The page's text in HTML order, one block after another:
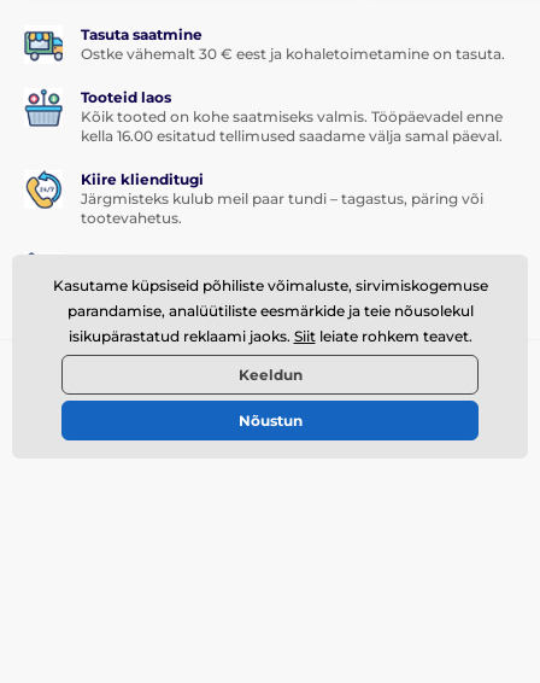
Redmi seeria Redmi 12C
Tasuta saatmine
Ostke vähemalt 30 € eest ja kohaletoimetamine on tasuta.
Tooteid laos
Kõik tooted on kohe saatmiseks valmis. Tööpäevadel enne
kella 16.00 esitatud tellimused saadame välja samal päeval.
Kiire klienditugi
Järgmisteks kulub meil paar tundi – tagastus, päring või
tootevahetus.
Pakume ustavatele klientidele põnevaid allahindlusi.
Klienditeenindus on kättesaadav
info@momanio.ee
Kasutame küpsiseid põhiliste võimaluste, sirvimiskogemuse
parandamise, analüütiliste eesmärkide ja teie nõusolekul
isikupärastatud reklaami jaoks. Siitleiate rohkem teavet.
Keeldun
Nõustun